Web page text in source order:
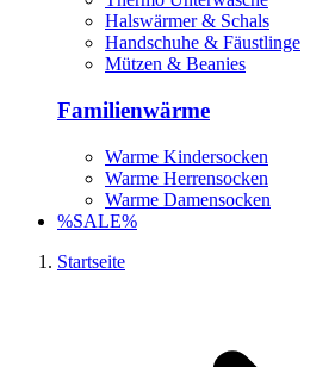
Halswärmer & Schals
Handschuhe & Fäustlinge
Mützen & Beanies
Familienwärme
Warme Kindersocken
Warme Herrensocken
Warme Damensocken
%SALE%
Startseite